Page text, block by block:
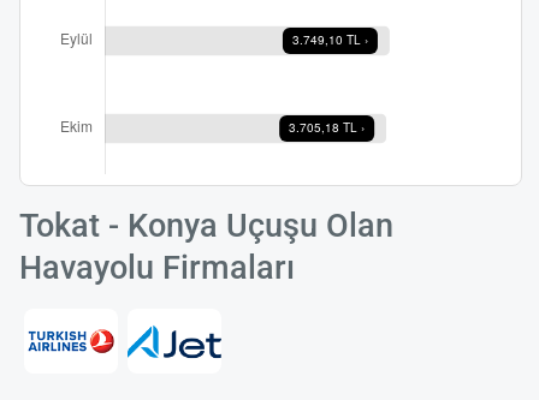
Tokat - Konya Uçuşu Olan
Havayolu Firmaları